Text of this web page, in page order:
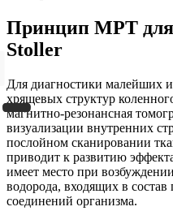
Принцип МРТ для
Stoller
Для диагностики малейших
хрящевых структур
магнитно-резонансная
визуализации внутренних
послойном сканировании
приводит к развитию
имеет место при
водорода, входящих в состав
соединений организма.